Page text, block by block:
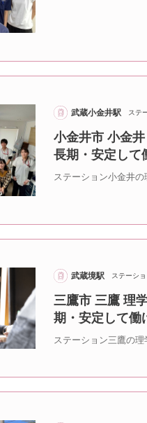
武蔵小金井駅 ステ
小金井市 小金
長期・安定して
ステーション小金井
武蔵境駅 ステーシ
三鷹市 三鷹 理
期・安定して働
ステーション三鷹の